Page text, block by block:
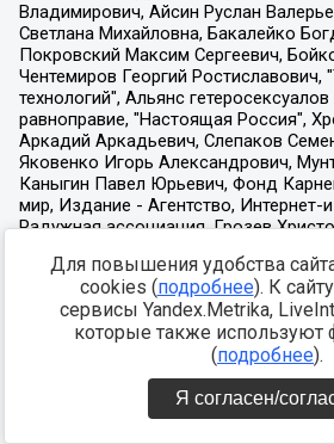
Для повышения удобства
cookies (подробнее). К
сервисы Yandex.Metrika,
которые также используют
(подробнее).
Я согласен/